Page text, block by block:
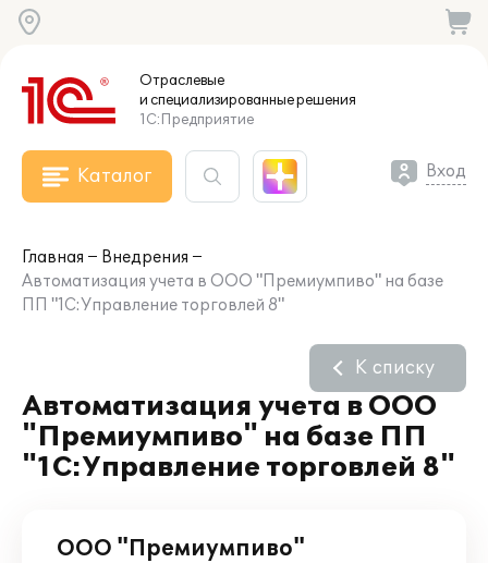
Отраслевые
и специализированныерешения
1С:Предприятие
Каталог Вход
Главная
Внедрения
Автоматизация учета в ООО "Премиумпиво" на базе
ПП "1С:Управление торговлей 8"
Автоматизация учета в ООО
"Премиумпиво" на базе ПП
"1С:Управление торговлей 8"
К списку
ООО "Премиумпиво"